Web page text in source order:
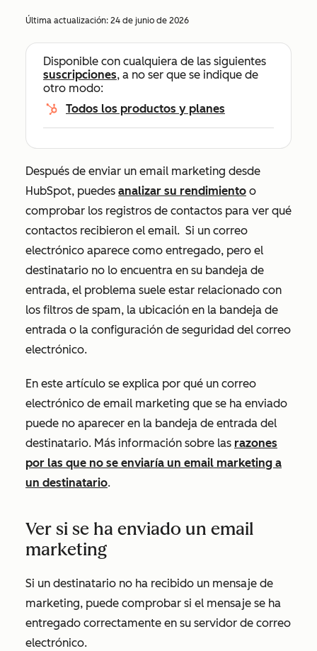
Última actualización: 24 de junio de 2026
Disponible con cualquiera de las siguientes
suscripciones, a no ser que se indique de
otro modo:
Todos los productos y planes
Después de enviar un email marketing desde
HubSpot, puedes analizar su rendimiento o
comprobar los registros de contactos para ver qué
contactos recibieron el email. Si un correo
electrónico aparece como entregado, pero el
destinatario no lo encuentra en su bandeja de
entrada, el problema suele estar relacionado con
los filtros de spam, la ubicación en la bandeja de
entrada o la configuración de seguridad del correo
electrónico.
En este artículo se explica por qué un correo
electrónico de email marketing que se ha enviado
puede no aparecer en la bandeja de entrada del
destinatario. Más información sobre las razones
por las que no se enviaría un email marketing a
un destinatario.
Ver si se ha enviado un email
marketing
Si un destinatario no ha recibido un mensaje de
marketing, puede comprobar si el mensaje se ha
entregado correctamente en su servidor de correo
electrónico.